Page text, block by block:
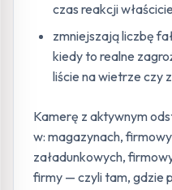
czas reakcji
zmniejszają liczbę
kiedy to realne
liście na wietrze czy
Kamerę z aktywnym
w: magazynach,
załadunkowych,
firmy — czyli tam, gdzie